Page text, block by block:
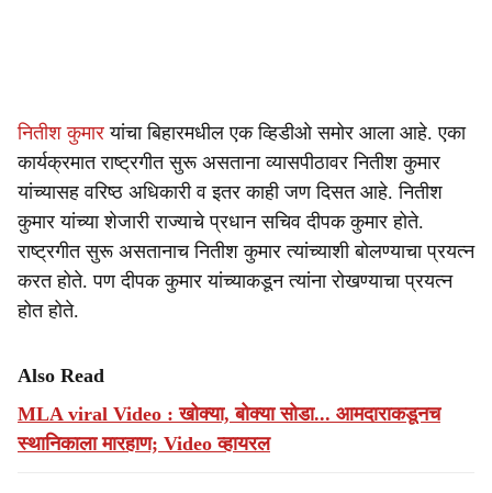
नितीश कुमार यांचा बिहारमधील एक व्हिडीओ समोर आला आहे. एका
कार्यक्रमात राष्ट्रगीत सुरू असताना व्यासपीठावर नितीश कुमार
यांच्यासह वरिष्ठ अधिकारी व इतर काही जण दिसत आहे. नितीश
कुमार यांच्या शेजारी राज्याचे प्रधान सचिव दीपक कुमार होते.
राष्ट्रगीत सुरू असतानाच नितीश कुमार त्यांच्याशी बोलण्याचा प्रयत्न
करत होते. पण दीपक कुमार यांच्याकडून त्यांना रोखण्याचा प्रयत्न
होत होते.
Also Read
MLA viral Video : खोक्या, बोक्या सोडा... आमदाराकडूनच
स्थानिकाला मारहाण; Video व्हायरल